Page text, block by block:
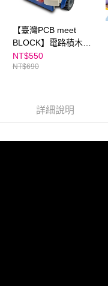
【臺灣PCB meet
BLOCK】電路積木｜
警車積木組
NT$550
NT$690
詳細說明